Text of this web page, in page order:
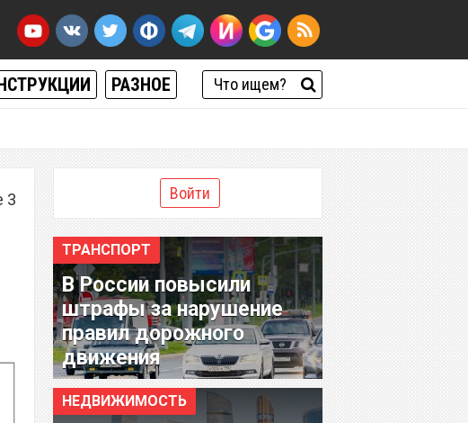
РАЗНОЕ
3
Войти
ТРАНСПОРТ
В России повысили
штрафы за нарушение
правил дорожного
движения
НЕДВИЖИМОСТЬ